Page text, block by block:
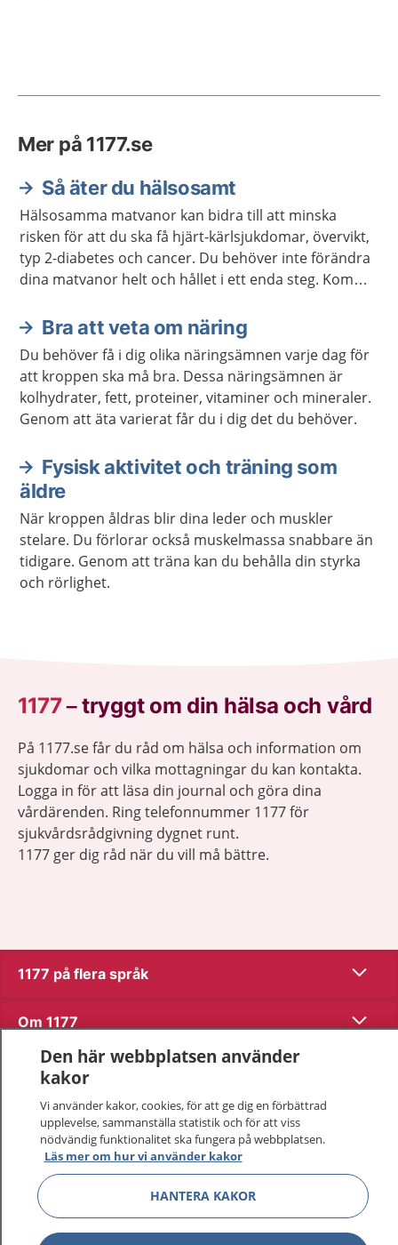
Mer på 1177.se
Så äter du hälsosamt
Hälsosamma matvanor kan bidra till att minska
risken för att du ska få hjärt-kärlsjukdomar, övervikt,
typ 2-diabetes och cancer. Du behöver inte förändra
dina matvanor helt och hållet i ett enda steg. Kom
Bra att veta om näring
Du behöver få i dig olika näringsämnen varje dag för
att kroppen ska må bra. Dessa näringsämnen är
kolhydrater, fett, proteiner, vitaminer och mineraler.
Genom att äta varierat får du i dig det du behöver.
Fysisk aktivitet och träning som
äldre
När kroppen åldras blir dina leder och muskler
stelare. Du förlorar också muskelmassa snabbare än
tidigare. Genom att träna kan du behålla din styrka
och rörlighet.
1177–tryggt om din hälsa och vård
På 1177.se får du råd om hälsa och information om
sjukdomar och vilka mottagningar du kan kontakta.
Logga in för att läsa din journal och göra dina
vårdärenden. Ring telefonnummer 1177 för
sjukvårdsrådgivning dygnet runt.
1177 ger dig råd när du vill må bättre.
1177 på flera språk Visa
Om 1177 Visa
Kontakt
Behandling av personuppgifter
Hantering av kakor
Inställningar för kakor
Den här webbplatsen använder
kakor
Vi använder kakor, cookies, för att ge dig en förbättrad
upplevelse, sammanställa statistik och för att viss
nödvändig funktionalitet ska fungera på webbplatsen.
Läs mer om hur vi använder kakor
HANTERA KAKOR